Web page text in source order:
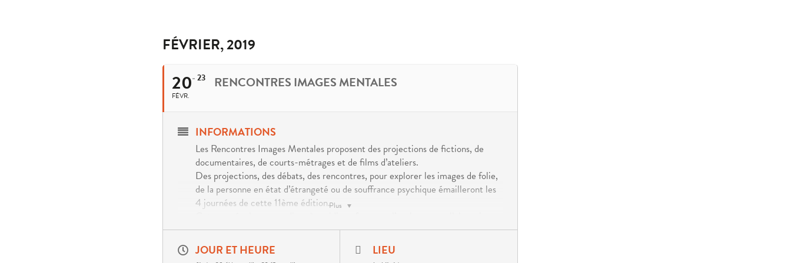
FÉVRIER, 2019
20
FÉVR.
23 RENCONTRES IMAGES MENTALES
Plus
INFORMATIONS
Les Rencontres Images Mentales proposent des projections de fictions, de
documentaires, de courts-métrages et de films d’ateliers.
Des projections, des débats, des rencontres, pour explorer les images de folie,
de la personne en état d’étrangeté ou de souffrance psychique émailleront les
4 journées de cette 11ème édition.
avec le Musée Art et Marges en présence de l’artiste André Robillard, le jeudi,
une journée Best of du Festival Ciné Vidéo Psy de Lorquin, le vendredi,
l’incontournable journée films d’atelier et le samedi, une toile filante spéciale
JOUR ET HEURE LIEU